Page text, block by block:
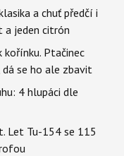
a chuť předčí i
a jeden citrón
kořínku. Ptačinec
se ho ale zbavit
4 hlupáci dle
Let Tu-154 se 115